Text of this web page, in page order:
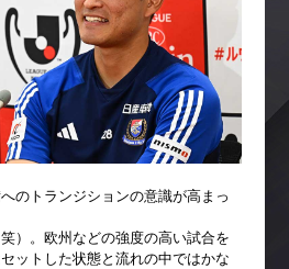
のトランジションの意識が高まっ
）。欧州などの強度の高い試合を
ットした状態と流れの中ではかな